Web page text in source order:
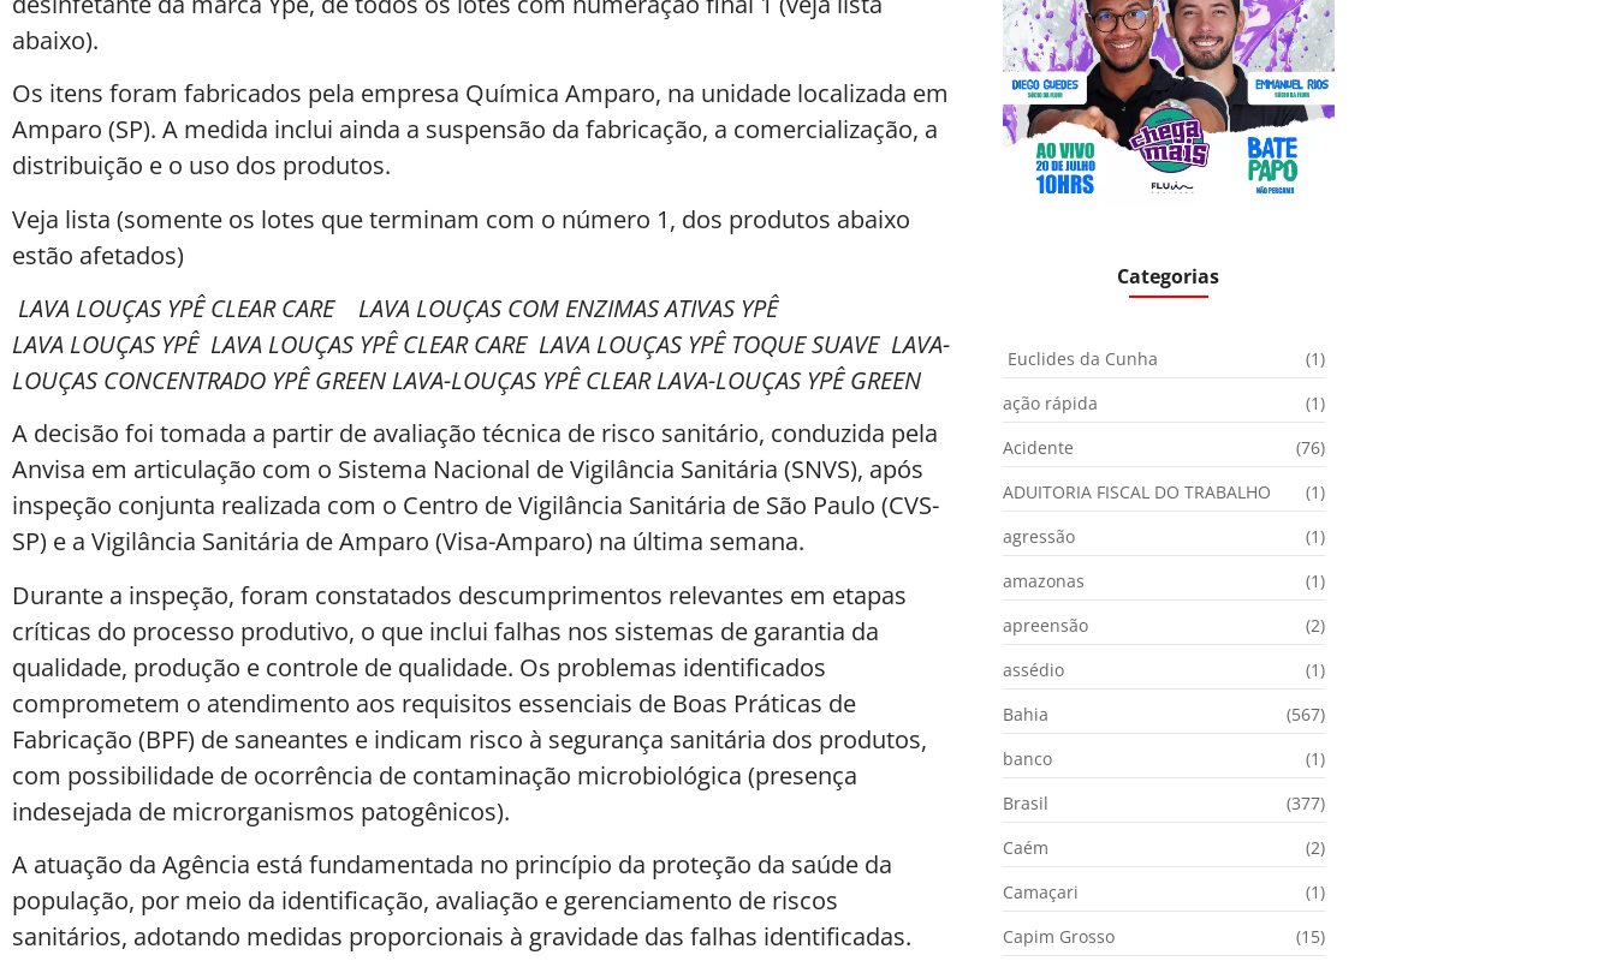
abaixo).
Os itens foram fabricados pela empresa Química Amparo, na unidade localizada em
Amparo (SP). A medida inclui ainda a suspensão da fabricação, a comercialização, a
distribuição e o uso dos produtos.
Veja lista (somente os lotes que terminam com o número 1, dos produtos abaixo
estão afetados)
LAVA LOUÇAS YPÊ CLEAR CARE LAVA LOUÇAS COM ENZIMAS ATIVAS YPÊ
LAVA LOUÇAS YPÊ LAVA LOUÇAS YPÊ CLEAR CARE LAVA LOUÇAS YPÊ TOQUE SUAVE LAVA-
LOUÇAS CONCENTRADO YPÊ GREEN LAVA-LOUÇAS YPÊ CLEAR LAVA-LOUÇAS YPÊ GREEN
A decisão foi tomada a partir de avaliação técnica de risco sanitário, conduzida pela
Anvisa em articulação com o Sistema Nacional de Vigilância Sanitária (SNVS), após
inspeção conjunta realizada com o Centro de Vigilância Sanitária de São Paulo (CVS-
SP) e a Vigilância Sanitária de Amparo (Visa-Amparo) na última semana.
Durante a inspeção, foram constatados descumprimentos relevantes em etapas
críticas do processo produtivo, o que inclui falhas nos sistemas de garantia da
qualidade, produção e controle de qualidade. Os problemas identificados
comprometem o atendimento aos requisitos essenciais de Boas Práticas de
Fabricação (BPF) de saneantes e indicam risco à segurança sanitária dos produtos,
com possibilidade de ocorrência de contaminação microbiológica (presença
indesejada de microrganismos patogênicos).
A atuação da Agência está fundamentada no princípio da proteção da saúde da
população, por meio da identificação, avaliação e gerenciamento de riscos
sanitários, adotando medidas proporcionais à gravidade das falhas identificadas.
Categorias
Euclides da Cunha
(1)
ação rápida
(1)
Acidente
(76)
ADUITORIA FISCAL DO TRABALHO
(1)
agressão
(1)
amazonas
(1)
apreensão
(2)
assédio
(1)
Bahia
(567)
banco
(1)
Brasil
(377)
Caém
(2)
Camaçari
(1)
Capim Grosso
(15)